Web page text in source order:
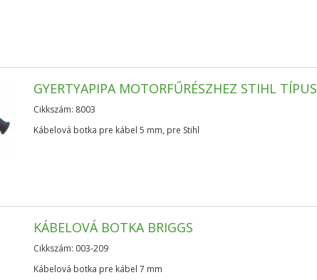
GYERTYAPIPA MOTORFŰRÉSZHEZ STIHL TÍPUS
Cikkszám: 8003
Kábelová botka pre kábel 5 mm, pre Stihl
KÁBELOVÁ BOTKA BRIGGS
Cikkszám: 003-209
Kábelová botka pre kábel 7 mm